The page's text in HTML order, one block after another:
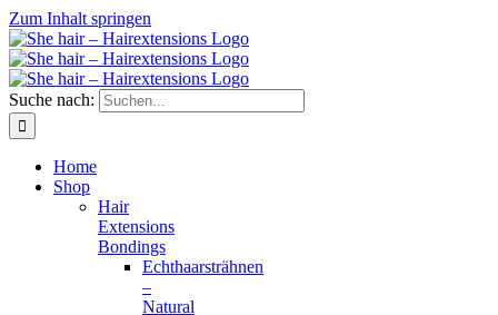
Zum Inhalt springen
Suche nach:
Home
Shop
Hair
Extensions
Bondings
Echthaarsträhnen
–
Natural